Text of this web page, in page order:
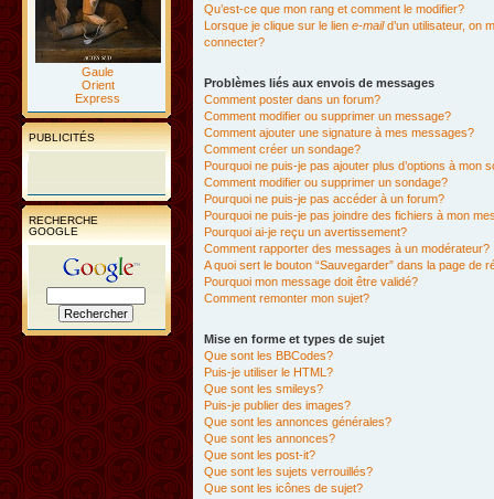
Gaule
Orient
Express
PUBLICITÉS
RECHERCHE
GOOGLE
Qu’est-ce que mon rang et comment le modifier?
Lorsque je clique sur le lien e-maild’un utilisateur, on
connecter?
Problèmes liés aux envois de messages
Comment poster dans un forum?
Comment modifier ou supprimer un message?
Comment ajouter une signature à mes messages?
Comment créer un sondage?
Pourquoi ne puis-je pas ajouter plus d’options à mon
Comment modifier ou supprimer un sondage?
Pourquoi ne puis-je pas accéder à un forum?
Pourquoi ne puis-je pas joindre des fichiers à mon
Pourquoi ai-je reçu un avertissement?
Comment rapporter des messages à un modérateur?
A quoi sert le bouton “Sauvegarder” dans la page de
Pourquoi mon message doit être validé?
Comment remonter mon sujet?
Mise en forme et types de sujet
Que sont les BBCodes?
Puis-je utiliser le HTML?
Que sont les smileys?
Puis-je publier des images?
Que sont les annonces générales?
Que sont les annonces?
Que sont les post-it?
Que sont les sujets verrouillés?
Que sont les icônes de sujet?